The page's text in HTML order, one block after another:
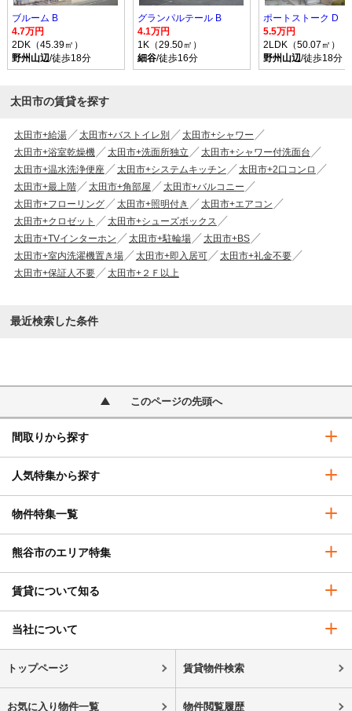
ブルーム B
4.7万円
2DK（45.39㎡）
野州山辺/徒歩18分
グランパルテール B
4.1万円
1K（29.50㎡）
細谷/徒歩16分
ポートストーク D
5.5万円
2LDK（50.07㎡）
野州山辺/徒歩18分
太田市の賃貸を探す
太田市+給湯 太田市+バストイレ別
太田市+シャワー
太田市+浴室乾燥機
太田市+洗面所独立
太田市+シャワー付洗面台
太田市+温水洗浄便座
太田市+システムキッチン
太田市+2口コンロ
太田市+最上階
太田市+角部屋
太田市+バルコニー
太田市+フローリング
太田市+照明付き
太田市+エアコン
太田市+クロゼット
太田市+シューズボックス
太田市+TVインターホン
太田市+駐輪場
太田市+BS
太田市+室内洗濯機置き場
太田市+即入居可
太田市+礼金不要
太田市+保証人不要
太田市+２Ｆ以上
最近検索した条件
このページの先頭へ
間取りから探す
人気特集から探す
物件特集一覧
熊谷市のエリア特集
賃貸について知る
当社について
トップページ 賃貸物件検索
お気に入り物件一覧 物件閲覧履歴